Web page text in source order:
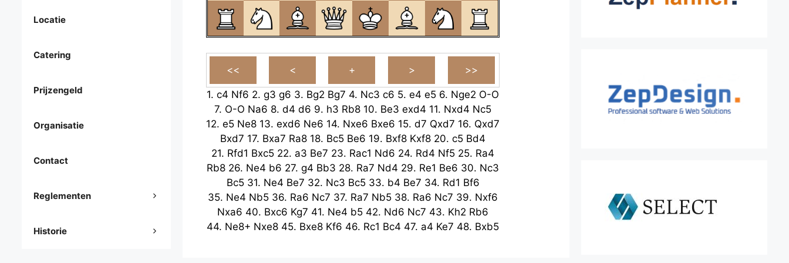
1. c4 Nf6 2. g3 g6 3. Bg2 Bg7 4. Nc3 c6 5. e4 e5 6. Nge2 O-O
7. O-O Na6 8. d4 d6 9. h3 Rb8 10. Be3 exd4 11. Nxd4 Nc5
12. e5 Ne8 13. exd6 Ne6 14. Nxe6 Bxe6 15. d7 Qxd7 16. Qxd7
Bxd7 17. Bxa7 Ra8 18. Bc5 Be6 19. Bxf8 Kxf8 20. c5 Bd4
21. Rfd1 Bxc5 22. a3 Be7 23. Rac1 Nd6 24. Rd4 Nf5 25. Ra4
Rb8 26. Ne4 b6 27. g4 Bb3 28. Ra7 Nd4 29. Re1 Be6 30. Nc3
Bc5 31. Ne4 Be7 32. Nc3 Bc5 33. b4 Be7 34. Rd1 Bf6
35. Ne4 Nb5 36. Ra6 Nc7 37. Ra7 Nb5 38. Ra6 Nc7 39. Nxf6
Nxa6 40. Bxc6 Kg7 41. Ne4 b5 42. Nd6 Nc7 43. Kh2 Rb6
44. Ne8+ Nxe8 45. Bxe8 Kf6 46. Rc1 Bc4 47. a4 Ke7 48. Bxb5
Locatie
Catering
Prijzengeld
Organisatie
Contact
Reglementen
Historie